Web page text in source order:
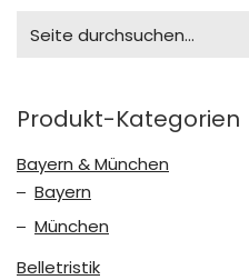
for:
Produkt-Kategorien
Bayern & München
Bayern
München
Belletristik